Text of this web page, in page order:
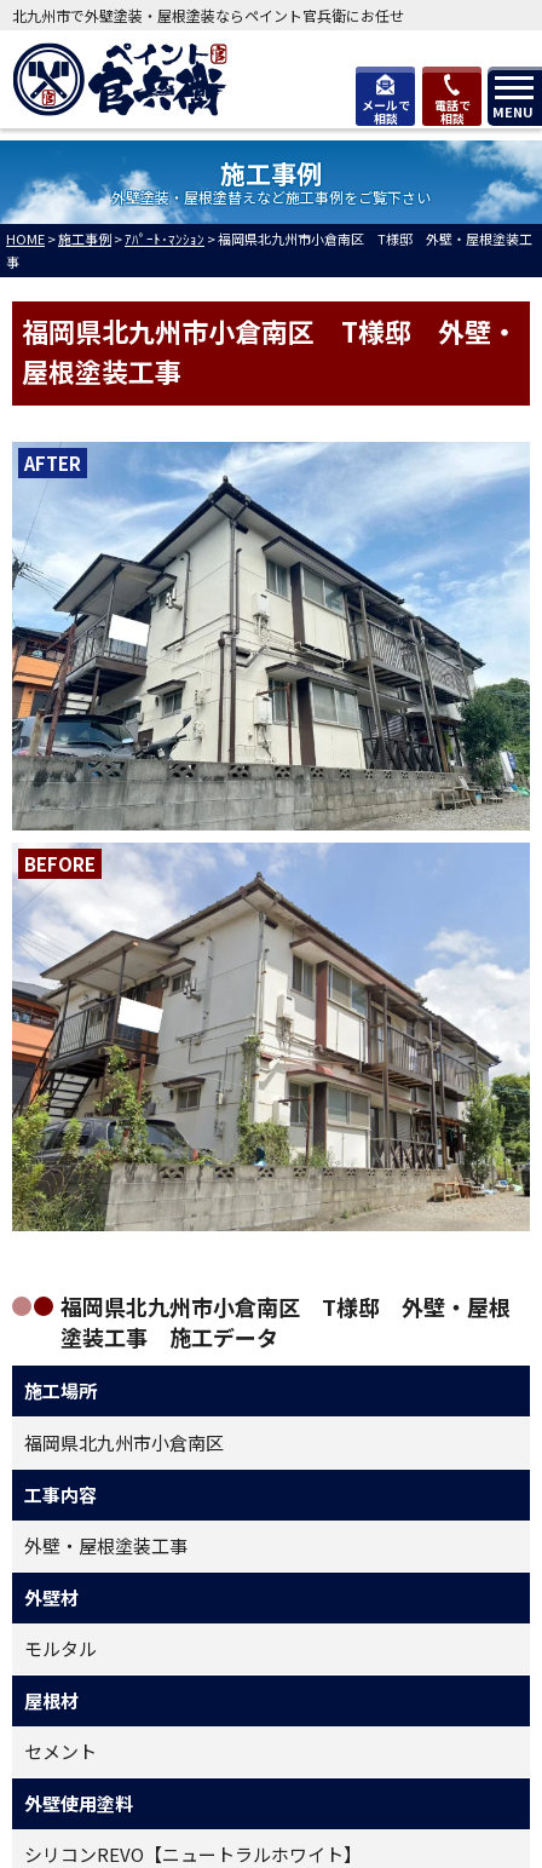
メールで
相談
電話で
相談 MENU
北九州市で外壁塗装・屋根塗装ならペイント官兵衛にお任せ
施工事例
外壁塗装・屋根塗替えなど施工事例をご覧下さい
HOME>施工事例>ｱﾊﾟｰﾄ･ﾏﾝｼｮﾝ >福岡県北九州市小倉南区 T様邸 外壁・屋根塗装工
事
福岡県北九州市小倉南区 T様邸 外壁・
屋根塗装工事
AFTER
BEFORE
福岡県北九州市小倉南区 T様邸 外壁・屋根
塗装工事 施工データ
施工場所
福岡県北九州市小倉南区
工事内容
外壁・屋根塗装工事
外壁材
モルタル
屋根材
セメント
外壁使用塗料
シリコンREVO【ニュートラルホワイト】